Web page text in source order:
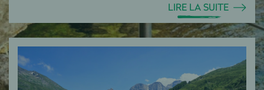
LIRE LA SUITE